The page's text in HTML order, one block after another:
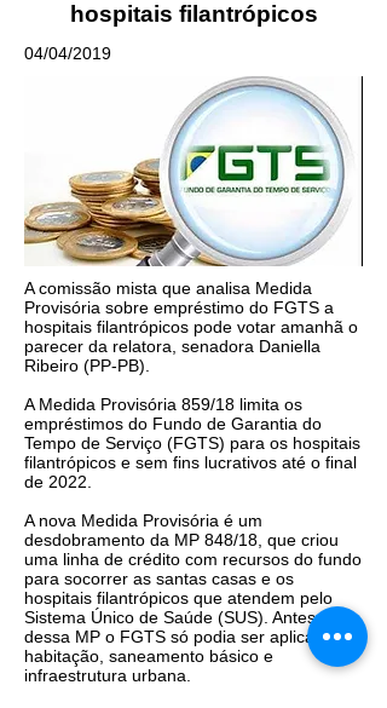
hospitais filantrópicos
04/04/2019
A comissão mista que analisa Medida
Provisória sobre empréstimo do FGTS a
hospitais filantrópicos pode votar amanhã o
parecer da relatora, senadora Daniella
Ribeiro (PP-PB).
A Medida Provisória 859/18 limita os
empréstimos do Fundo de Garantia do
Tempo de Serviço (FGTS) para os hospitais
filantrópicos e sem fins lucrativos até o final
de 2022.
A nova Medida Provisória é um
desdobramento da MP 848/18, que criou
uma linha de crédito com recursos do fundo
para socorrer as santas casas e os
hospitais filantrópicos que atendem pelo
Sistema Único de Saúde (SUS). Antes
dessa MP o FGTS só podia ser aplicado em
habitação, saneamento básico e
infraestrutura urbana.